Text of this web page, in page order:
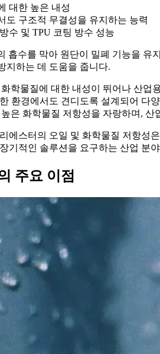
대한 높은 내성
도 구조적 무결성을 유지하는 능력
수 및 TPU 코팅 방수 성능
흡수를 막아 원단이 밀폐 기능을 유
지하는 데 도움을 줍니다.
학물질에 대한 내성이 뛰어나 산업
환경에서도 견디도록 설계되어 다
은 화학물질 저항성을 자랑하며, 산
에스터의 오일 및 화학물질 저항성
기적인 솔루션을 요구하는 산업 분
주요 이점